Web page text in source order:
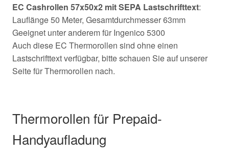
EC Cashrollen 57x50x2 mit SEPA Lastschrifttext:
Lauflänge 50 Meter, Gesamtdurchmesser 63mm
Geeignet unter anderem für Ingenico 5300
Auch diese EC Thermorollen sind ohne einen
Lastschrifttext verfügbar, bitte schauen Sie auf unserer
Seite für Thermorollen nach.
Thermorollen für Prepaid-
Handyaufladung